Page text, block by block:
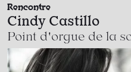
Rencontre
Cindy Castillo
Point d'orgue de la